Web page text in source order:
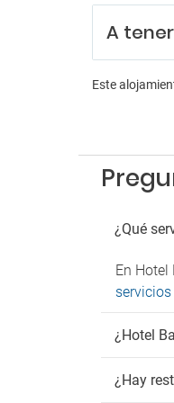
A
Este
¿Qué
En
¿Hotel
¿Hay